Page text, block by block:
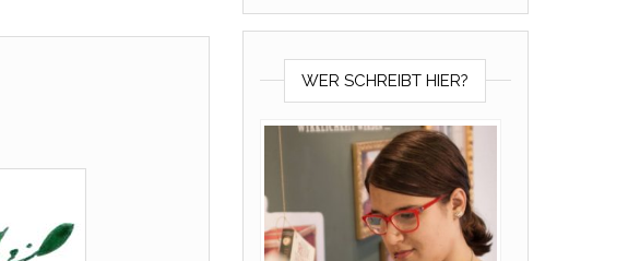
WER SCHREIBT HIER?